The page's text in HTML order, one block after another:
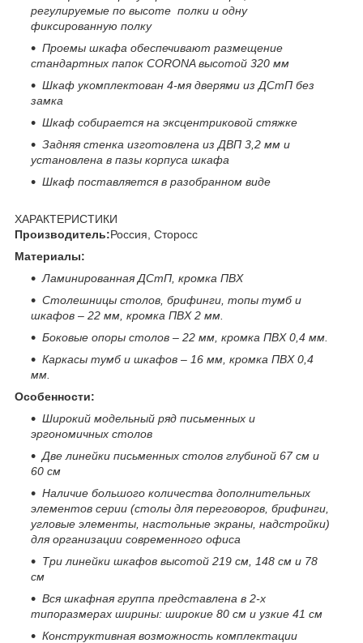
регулируемые по высоте полки и одну
фиксированную полку
Проемы шкафа обеспечивают размещение
стандартных папок CORONAвысотой 320 мм
Шкаф укомплектован 4-мя дверями из ДСтП без
замка
Шкаф собирается на эксцентриковой стяжке
Задняя стенка изготовлена из ДВП 3,2 мм и
установлена в пазы корпуса шкафа
Шкаф поставляется в разобранном виде
ХАРАКТЕРИСТИКИ
Производитель:Россия, Сторосс
Материалы:
Ламинированная ДСтП, кромка ПВХ
Столешницы столов, брифинги, топы тумб и
шкафов – 22 мм, кромка ПВХ 2 мм.
Боковые опоры столов – 22 мм, кромка ПВХ 0,4 мм.
Каркасы тумб и шкафов – 16 мм, кромка ПВХ 0,4
мм.
Особенности:
Широкий модельный ряд письменных и
эргономичных столов
Две линейки письменных столов глубиной 67 см и
60 см
Наличие большого количества дополнительных
элементов серии (столы для переговоров, брифинги,
угловые элементы, настольные экраны, надстройки)
для организации современного офиса
Три линейки шкафов высотой 219 см, 148 см и 78
см
Вся шкафная группа представлена в 2-х
типоразмерах ширины: широкие 80 см и узкие 41 см
Конструктивная возможность комплектации